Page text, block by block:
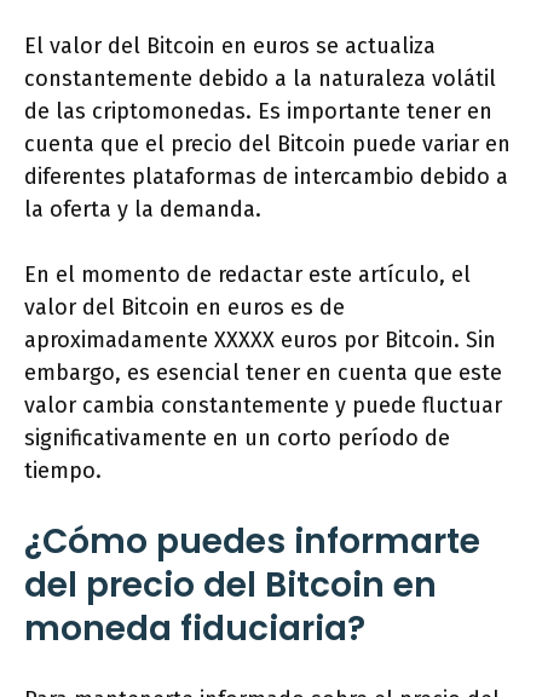
El valor del Bitcoin en euros se actualiza
constantemente debido a la naturaleza volátil
de las criptomonedas. Es importante tener en
cuenta que el precio del Bitcoin puede variar en
diferentes plataformas de intercambio debido a
la oferta y la demanda.
En el momento de redactar este artículo, el
valor del Bitcoin en euros es de
aproximadamente XXXXX euros por Bitcoin. Sin
embargo, es esencial tener en cuenta que este
valor cambia constantemente y puede fluctuar
significativamente en un corto período de
tiempo.
¿Cómo puedes informarte
del precio del Bitcoin en
moneda fiduciaria?